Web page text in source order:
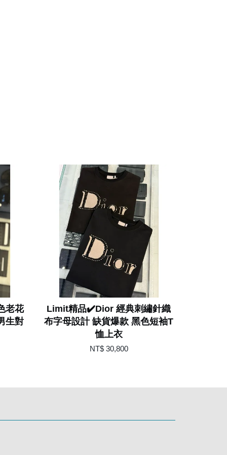
老花
生對
Limit精品✔️Dior 經典刺繡針織
布字母設計 缺貨爆款 黑色短袖T
恤上衣
NT$ 30,800